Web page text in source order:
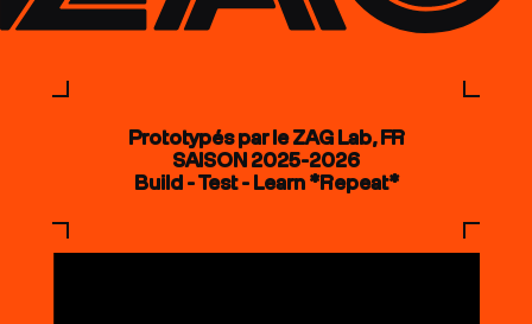
Prototypés par le ZAG Lab, FR
SAISON 2025-2026
Build - Test - Learn *Repeat*